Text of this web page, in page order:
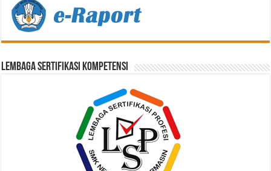
Lembaga Sertifikasi Kompetensi